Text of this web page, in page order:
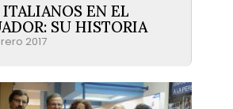
EN EL
SU HISTORIA
2017